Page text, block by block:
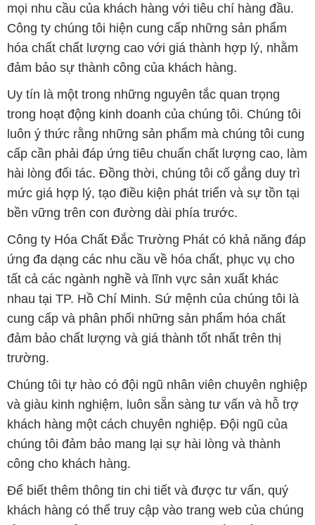
mọi nhu cầu của khách hàng với tiêu chí hàng đầu.
Công ty chúng tôi hiện cung cấp những sản phẩm
hóa chất chất lượng cao với giá thành hợp lý, nhằm
đảm bảo sự thành công của khách hàng.
Uy tín là một trong những nguyên tắc quan trọng
trong hoạt động kinh doanh của chúng tôi. Chúng tôi
luôn ý thức rằng những sản phẩm mà chúng tôi cung
cấp cần phải đáp ứng tiêu chuẩn chất lượng cao, làm
hài lòng đối tác. Đồng thời, chúng tôi cố gắng duy trì
mức giá hợp lý, tạo điều kiện phát triển và sự tồn tại
bền vững trên con đường dài phía trước.
Công ty Hóa Chất Đắc Trường Phát có khả năng đáp
ứng đa dạng các nhu cầu về hóa chất, phục vụ cho
tất cả các ngành nghề và lĩnh vực sản xuất khác
nhau tại TP. Hồ Chí Minh. Sứ mệnh của chúng tôi là
cung cấp và phân phối những sản phẩm hóa chất
đảm bảo chất lượng và giá thành tốt nhất trên thị
trường.
Chúng tôi tự hào có đội ngũ nhân viên chuyên nghiệp
và giàu kinh nghiệm, luôn sẵn sàng tư vấn và hỗ trợ
khách hàng một cách chuyên nghiệp. Đội ngũ của
chúng tôi đảm bảo mang lại sự hài lòng và thành
công cho khách hàng.
Để biết thêm thông tin chi tiết và được tư vấn, quý
khách hàng có thể truy cập vào trang web của chúng